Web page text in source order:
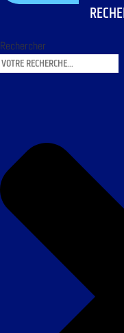
Rechercher